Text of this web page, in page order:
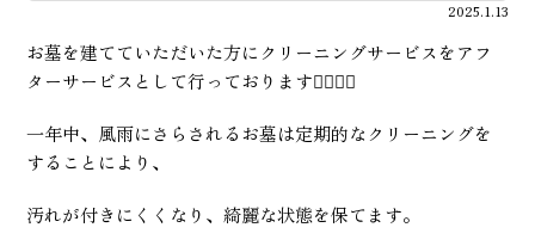
2025.1.13
お墓を建てていただいた方にクリーニングサービスをアフ
ターサービスとして行っております💁🏻‍♀️✨
一年中、風雨にさらされるお墓は定期的なクリーニングを
することにより、
汚れが付きにくくなり、綺麗な状態を保てます。